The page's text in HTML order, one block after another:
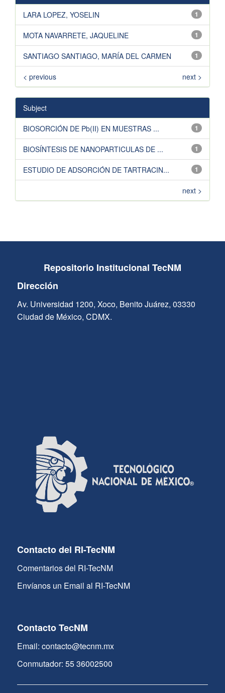
1
LARA LOPEZ, YOSELIN
1
MOTA NAVARRETE, JAQUELINE
1
SANTIAGO SANTIAGO, MARÍA DEL CARMEN
< previous next >
Subject
1
BIOSORCIÓN DE Pb(II) EN MUESTRAS ...
1
BIOSÍNTESIS DE NANOPARTICULAS DE ...
1
ESTUDIO DE ADSORCIÓN DE TARTRACIN...
next >
Repositorio Institucional TecNM
Dirección
Av. Universidad 1200, Xoco, Benito Juárez, 03330
Ciudad de México, CDMX.
Contacto del RI-TecNM
Comentarios del RI-TecNM
Envíanos un Email al RI-TecNM
Contacto TecNM
Email: contacto@tecnm.mx
Conmutador: 55 36002500